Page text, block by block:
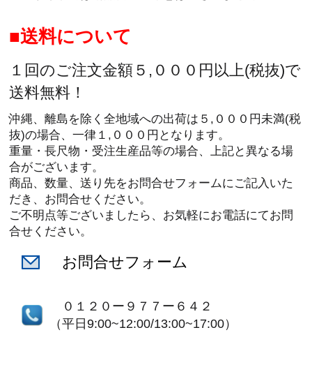
送料について
１回のご注文金額５,０００円以上(税抜)で
送料無料！
沖縄、離島を除く全地域への出荷は５,０００円未満(税
抜)の場合、一律１,０００円となります。
重量・長尺物・受注生産品等の場合、上記と異なる場
合がございます。
商品、数量、送り先をお問合せフォームにご記入いた
だき、お問合せください。
ご不明点等ございましたら、お気軽にお電話にてお問
合せください。
お問合せフォーム
０１２０ー９７７ー６４２
（平日9:00~12:00/13:00~17:00）